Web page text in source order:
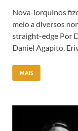
Nova-iorquinos
meio a diversos
straight-edge Por
Daniel Agapito,
MAIS